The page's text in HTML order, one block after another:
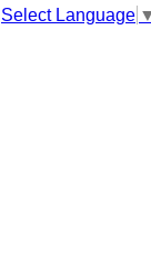
Select Language